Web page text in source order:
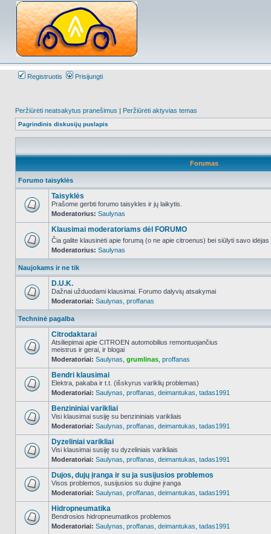
Registruotis Prisijungti
Peržiūrėti neatsakytus pranešimus | Peržiūrėti aktyvias temas
Pagrindinis diskusijų puslapis
Forumas
Forumo taisyklės
NO_UNREAD_POSTS
Taisyklės
Prašome gerbti forumo taisykles ir jų laikytis.
Moderatorius: Saulynas
NO_UNREAD_POSTS
Klausimai moderatoriams dėl FORUMO
Čia galite klausinėti apie forumą (o ne apie citroenus) bei siūlyti savo
Moderatorius: Saulynas
Naujokams ir ne tik
NO_UNREAD_POSTS
D.U.K.
Dažnai užduodami klausimai. Forumo dalyvių atsakymai
Moderatoriai: Saulynas proffanas
Techninė pagalba
NO_UNREAD_POSTS
Citrodaktarai
Atsiliepimai apie CITROEN automobilius remontuojančius
meistrus ir gerai, ir blogai
Moderatoriai: Saulynas grumlinas proffanas
NO_UNREAD_POSTS
Bendri klausimai
Elektra, pakaba ir t.t. (išskyrus variklių problemas)
Moderatoriai: Saulynas proffanas deimantukas tadas1991
NO_UNREAD_POSTS
Benzininiai varikliai
Visi klausimai susiję su benzininiais varikliais
Moderatoriai: Saulynas proffanas deimantukas tadas1991
NO_UNREAD_POSTS
Dyzeliniai varikliai
Visi klausimai susiję su dyzeliniais varikliais
Moderatoriai: Saulynas proffanas deimantukas tadas1991
NO_UNREAD_POSTS
Dujos, dujų įranga ir su ja susijusios problemos
Visos problemos, susijusios su dujine įranga
Moderatoriai: Saulynas proffanas deimantukas tadas1991
NO_UNREAD_POSTS
Hidropneumatika
Bendrosios hidropneumatikos problemos
Moderatoriai: Saulynas proffanas deimantukas tadas1991